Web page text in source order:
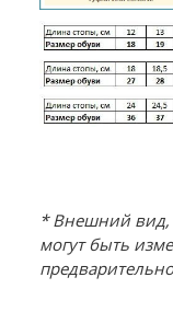
* Внешний вид,
могут быть